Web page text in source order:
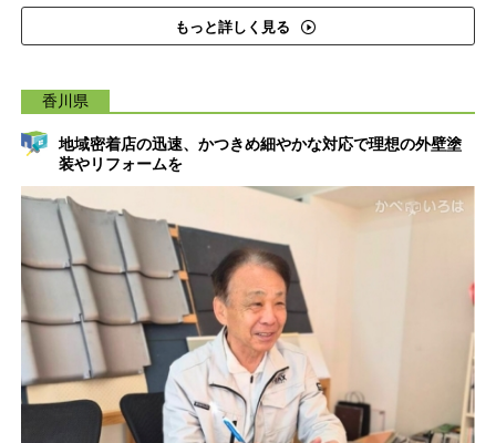
もっと詳しく見る
香川県
地域密着店の迅速、かつきめ細やかな対応で理想の外壁塗
装やリフォームを